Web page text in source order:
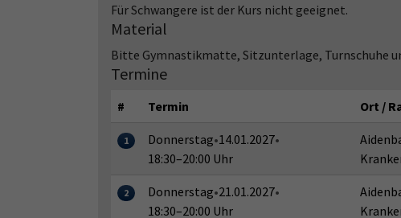
Für Schwangere ist der Kurs nicht geeignet.
Material
Bitte Gymnastikmatte, Sitzunterlage, Turnschuhe
Termine
# Termin Ort /
1 Donnerstag•14.01.2027•
18:30–20:00 Uhr
2 Donnerstag•21.01.2027•
18:30–20:00 Uhr